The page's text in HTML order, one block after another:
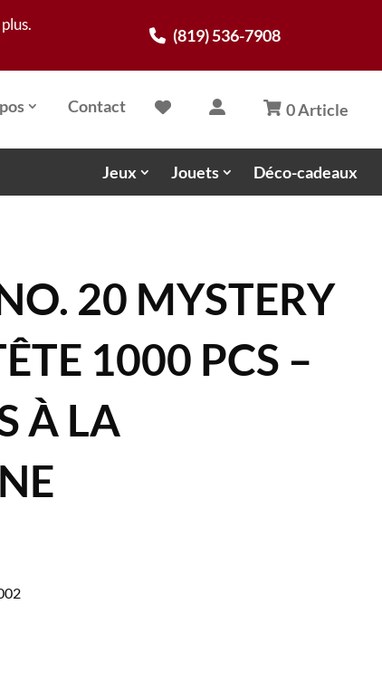
(819) 536-7908
Contact 0 Article
Jeux Jouets Déco-cadeaux
20 MYSTERY
1000 PCS –
À LA